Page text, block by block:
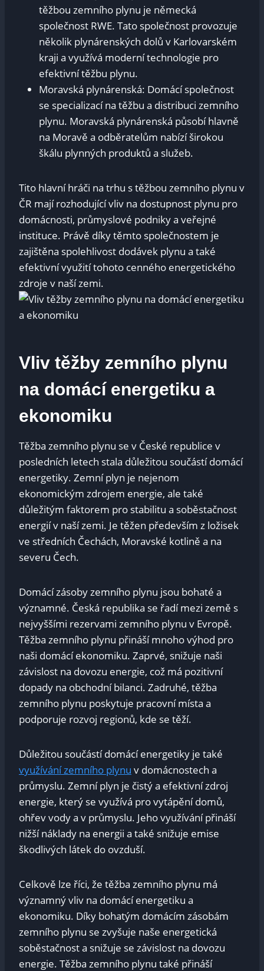
těžbou zemního plynu je německá
společnost RWE. Tato společnost provozuje
několik plynárenských dolů v Karlovarském
kraji a využívá moderní technologie pro
efektivní těžbu plynu.
Moravská plynárenská: Domácí společnost
se specializací na těžbu a distribuci zemního
plynu. Moravská plynárenská působí hlavně
na Moravě a odběratelům nabízí širokou
škálu plynných produktů a služeb.
Tito hlavní hráči na trhu s těžbou zemního plynu v
ČR mají rozhodující vliv na dostupnost plynu pro
domácnosti, průmyslové podniky a veřejné
instituce. Právě díky těmto společnostem je
zajištěna spolehlivost dodávek plynu a také
efektivní využití tohoto cenného energetického
zdroje v naší zemi.
Vliv těžby zemního plynu
na domácí energetiku a
ekonomiku
Těžba zemního plynu se v České republice v
posledních letech stala důležitou součástí domácí
energetiky. Zemní plyn je nejenom
ekonomickým zdrojem energie, ale také
důležitým faktorem pro stabilitu a soběstačnost
energií v naší zemi. Je těžen především z ložisek
ve středních Čechách, Moravské kotlině a na
severu Čech.
Domácí zásoby zemního plynu jsou bohaté a
významné. Česká republika se řadí mezi země s
nejvyššími rezervami zemního plynu v Evropě.
Těžba zemního plynu přináší mnoho výhod pro
naši domácí ekonomiku. Zaprvé, snižuje naši
závislost na dovozu energie, což má pozitivní
dopady na obchodní bilanci. Zadruhé, těžba
zemního plynu poskytuje pracovní místa a
podporuje rozvoj regionů, kde se těží.
Důležitou součástí domácí energetiky je také
využívání zemního plynu v domácnostech a
průmyslu. Zemní plyn je čistý a efektivní zdroj
energie, který se využívá pro vytápění domů,
ohřev vody a v průmyslu. Jeho využívání přináší
nižší náklady na energii a také snižuje emise
škodlivých látek do ovzduší.
Celkově lze říci, že těžba zemního plynu má
významný vliv na domácí energetiku a
ekonomiku. Díky bohatým domácím zásobám
zemního plynu se zvyšuje naše energetická
soběstačnost a snižuje se závislost na dovozu
energie. Těžba zemního plynu také přináší